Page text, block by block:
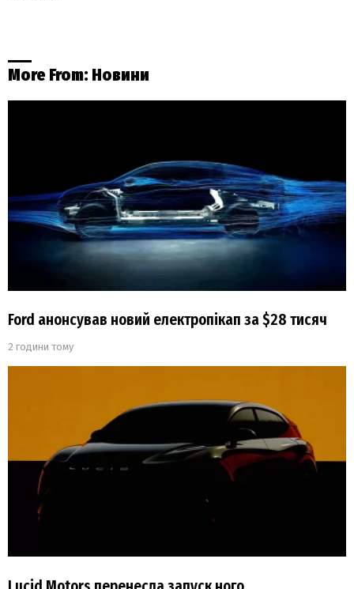
More From: Новини
Ford анонсував новий електропікап за $28 тисяч
2 години тому